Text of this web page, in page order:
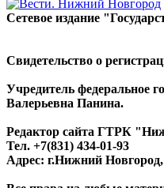
Сетевое издание
Свидетельство о
Учредитель федеральное
Валерьевна Панина.
Редактор сайта ГТРК
Тел. +7(831) 434-01-93
Адрес: г.Нижний